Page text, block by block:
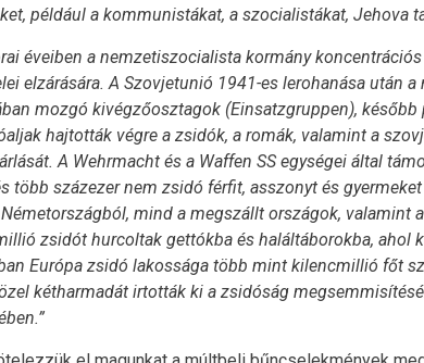
például a kommunistákat, a szocialistákat, Jehova
éveiben a nemzetiszocialista kormány
elzárására. A Szovjetunió 1941-es lerohanása után
mozgó kivégzőosztagok (Einsatzgruppen),
hajtották végre a zsidók, a romák, valamint a
A Wehrmacht és a Waffen SS egységei által
több százezer nem zsidó férfit, asszonyt és
mind a megszállt országok, valamint
zsidót hurcoltak gettókba és haláltáborokba, ahol
Európa zsidó lakossága több mint kilencmillió főt
kétharmadát irtották ki a zsidóság